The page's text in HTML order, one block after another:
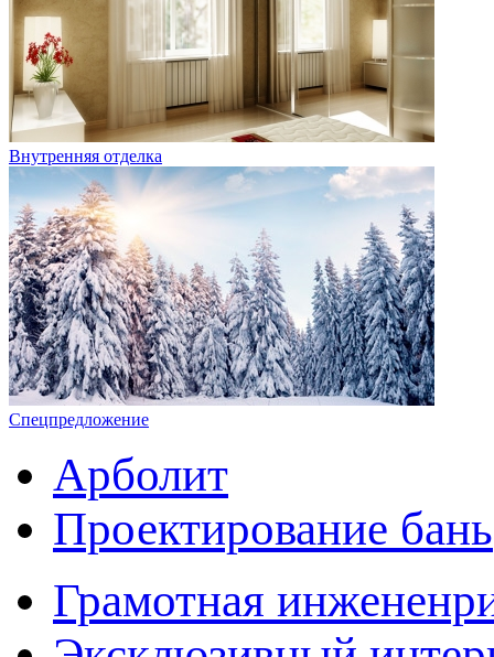
Внутренняя отделка
Спецпредложение
Арболит
Проектирование бань
Грамотная